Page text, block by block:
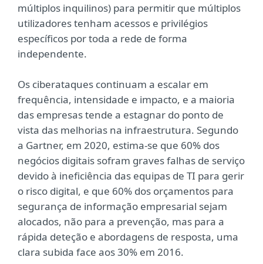
múltiplos inquilinos) para permitir que múltiplos
utilizadores tenham acessos e privilégios
específicos por toda a rede de forma
independente.
Os ciberataques continuam a escalar em
frequência, intensidade e impacto, e a maioria
das empresas tende a estagnar do ponto de
vista das melhorias na infraestrutura. Segundo
a Gartner, em 2020, estima-se que 60% dos
negócios digitais sofram graves falhas de serviço
devido à ineficiência das equipas de TI para gerir
o risco digital, e que 60% dos orçamentos para
segurança de informação empresarial sejam
alocados, não para a prevenção, mas para a
rápida deteção e abordagens de resposta, uma
clara subida face aos 30% em 2016.